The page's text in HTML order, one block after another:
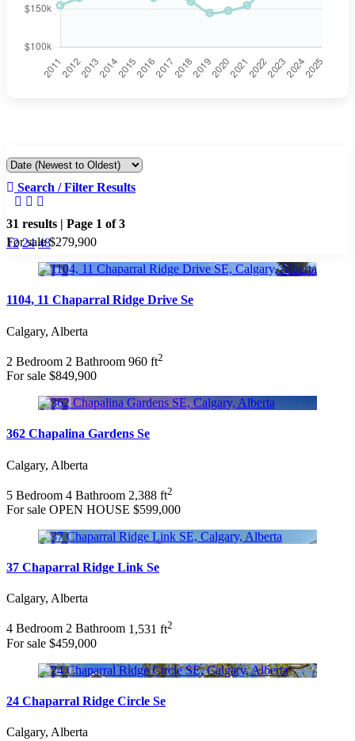
Search / Filter Results
31 results | Page 1 of 3
12 24 48
Business Type
Building Type
Construction Style
Bedrooms
Bathrooms
Neighbourhood
Community
Sub Division
Postal Code
Condominium
Pool
Search
For sale $279,900
1104, 11 Chaparral Ridge Drive Se
Calgary, Alberta
2 Bedroom 2 Bathroom 960 ft2
For sale $849,900
362 Chapalina Gardens Se
Calgary, Alberta
5 Bedroom 4 Bathroom 2,388 ft2
For sale OPEN HOUSE $599,000
37 Chaparral Ridge Link Se
Calgary, Alberta
4 Bedroom 2 Bathroom 1,531 ft2
For sale $459,000
24 Chaparral Ridge Circle Se
Calgary, Alberta